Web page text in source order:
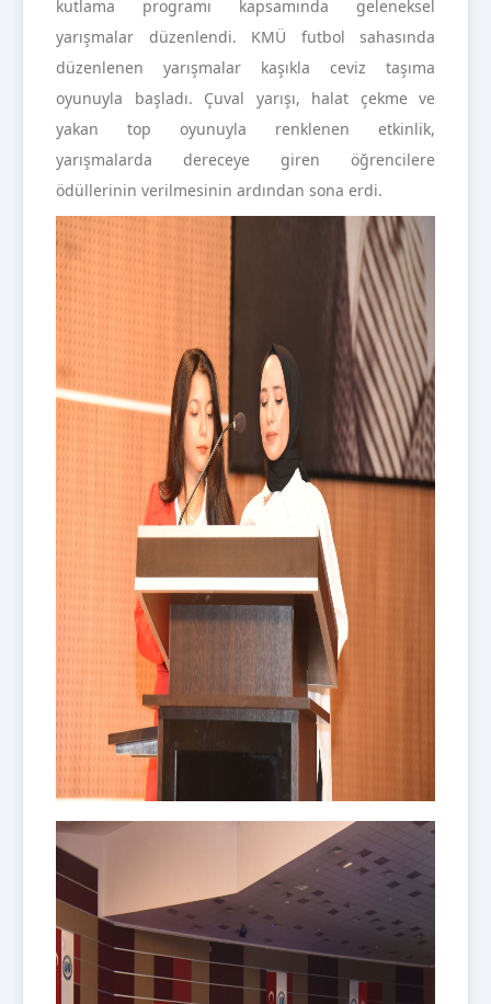
kutlama programı kapsamında geleneksel
yarışmalar düzenlendi. KMÜ futbol sahasında
düzenlenen yarışmalar kaşıkla ceviz taşıma
oyunuyla başladı. Çuval yarışı, halat çekme ve
yakan top oyunuyla renklenen etkinlik,
yarışmalarda dereceye giren öğrencilere
ödüllerinin verilmesinin ardından sona erdi.